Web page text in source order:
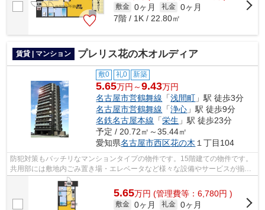
敷金 0ヶ月 礼金 0ヶ月
7階 / 1K / 22.80㎡
賃貸 | マンション プレリス花の木オルディア
敷0 礼0 新築
5.65万円～9.43万円
名古屋市営鶴舞線 「浅間町 」駅 徒歩3分
名古屋市営鶴舞線 「浄心 」駅 徒歩9分
名鉄名古屋本線 「栄生 」駅 徒歩23分
予定 / 20.72㎡～35.44㎡
愛知県名古屋市西区花の木 １丁目104
防犯対策もバッチリなマンションタイプの物件です。15階建ての物件です。
共用部には敷地内ごみ置き場・エレベータなど様々な設備やサービスが揃っ
ているので便利です。竣工前の物件で...
5.65万円 (管理費等：6,780円 )
敷金 0ヶ月 礼金 0ヶ月